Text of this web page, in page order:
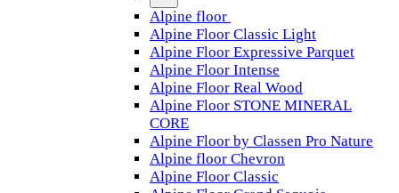
Alpine floor
Alpine Floor Classic Light
Alpine Floor Expressive Parquet
Alpine Floor Intense
Alpine Floor Real Wood
Alpine Floor STONE MINERAL
CORE
Alpine Floor by Classen Pro Nature
Alpine floor Chevron
Alpine Floor Classic